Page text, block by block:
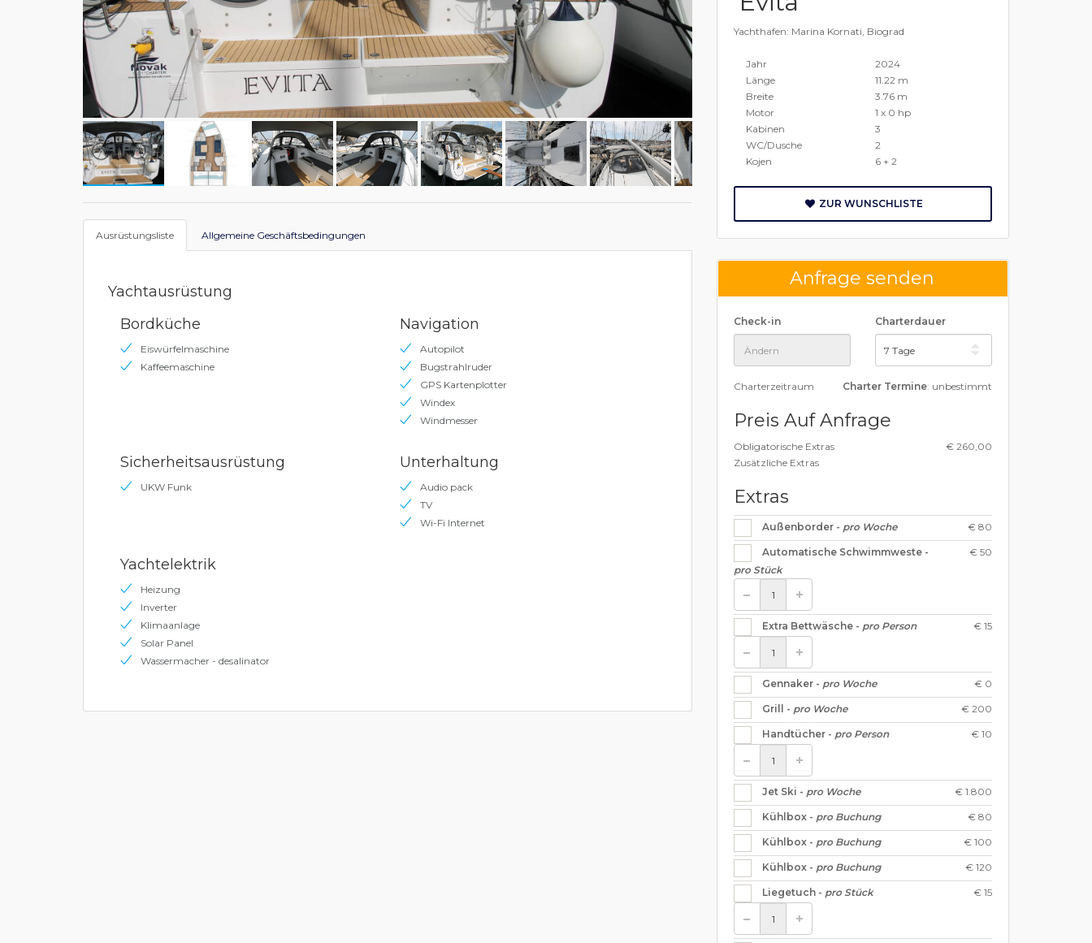
Ausrüstungsliste Allgemeine Geschäftsbedingungen
Yachtausrüstung
Bordküche
Eiswürfelmaschine
Kaffeemaschine
Navigation
Autopilot
Bugstrahlruder
GPS Kartenplotter
Windex
Windmesser
Sicherheitsausrüstung
UKW Funk
Unterhaltung
Audio pack
TV
Wi-Fi Internet
Yachtelektrik
Heizung
Inverter
Klimaanlage
Solar Panel
Wassermacher - desalinator
Yachthafen: Marina Kornati, Biograd
Jahr
2024
Länge
11.22 m
Breite
3.76 m
Motor
1 x 0 hp
Kabinen
3
WC/Dusche
2
Kojen
6 + 2
ZUR WUNSCHLISTE
Anfrage senden
Check-in Charterdauer
Charterzeitraum Charter Termine: unbestimmt
Preis Auf Anfrage
Obligatorische Extras
€ 260,00
Zusätzliche Extras
Extras
Außenborder - pro Woche € 80
Automatische Schwimmweste -
pro Stück
€ 50
Extra Bettwäsche - pro Person € 15
Gennaker - pro Woche € 0
Grill - pro Woche € 200
Handtücher - pro Person € 10
Jet Ski - pro Woche € 1.800
Kühlbox - pro Buchung € 80
Kühlbox - pro Buchung € 100
Kühlbox - pro Buchung € 120
Liegetuch - pro Stück € 15